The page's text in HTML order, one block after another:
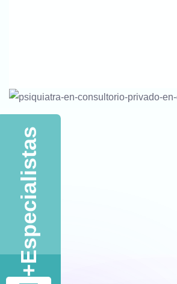
Llámanos Para Más
+
Especialistas